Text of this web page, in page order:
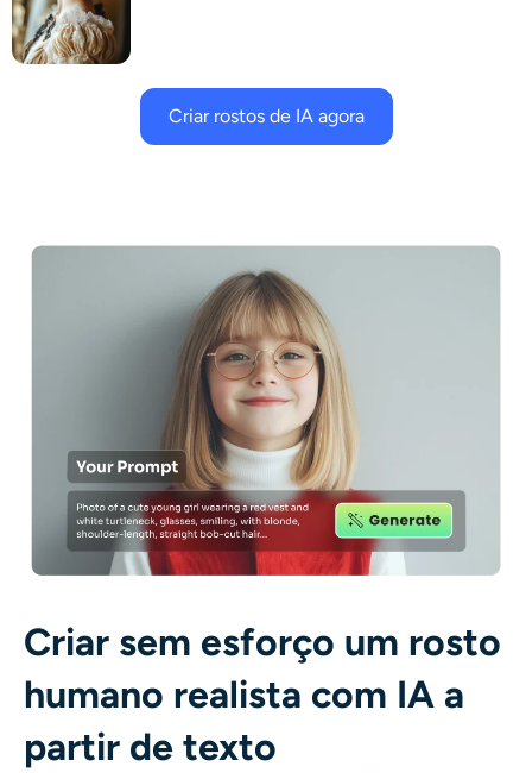
Criar rostos de IA agora
Criar sem esforço um rosto
humano realista com IA a
partir de texto